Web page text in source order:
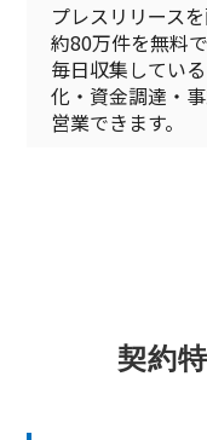
プレスリリース
約80万件を無料
毎日収集してい
化・資金調達・
営業できます。
契約